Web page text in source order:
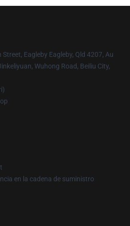
Street, Eagleby Eagleby, Qld 4207, Au
Wuhong Road, Beiliu City,
en la cadena de suministro